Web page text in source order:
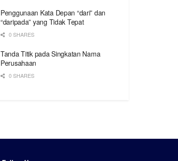
Penggunaan Kata Depan “dari” dan
“daripada” yang Tidak Tepat
0 SHARES
Tanda Titik pada Singkatan Nama
Perusahaan
0 SHARES